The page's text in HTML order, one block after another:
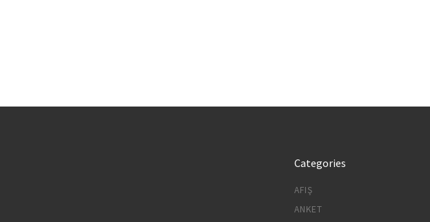
Categories
AFIŞ
ANKET